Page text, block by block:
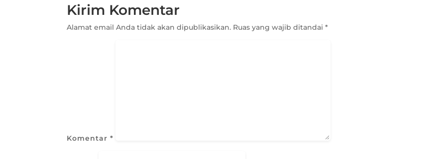
Kirim Komentar
Alamat email Anda tidak akan dipublikasikan. Ruas yang wajib ditandai*
Komentar*